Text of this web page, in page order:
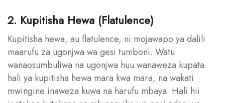
2. Kupitisha Hewa (Flatulence)
Kupitisha hewa, au flatulence, ni mojawapo ya dalili
maarufu za ugonjwa wa gesi tumboni. Watu
wanaosumbuliwa na ugonjwa huu wanaweza kupata
hali ya kupitisha hewa mara kwa mara, na wakati
mwingine inaweza kuwa na harufu mbaya. Hali hii